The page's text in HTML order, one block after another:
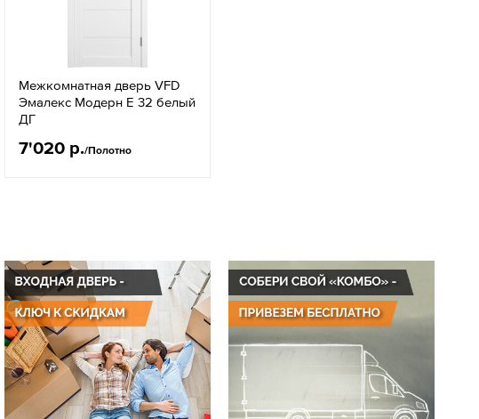
Межкомнатная дверь VFD
Эмалекс Модерн Е 32 белый
ДГ
7'020 р./Полотно